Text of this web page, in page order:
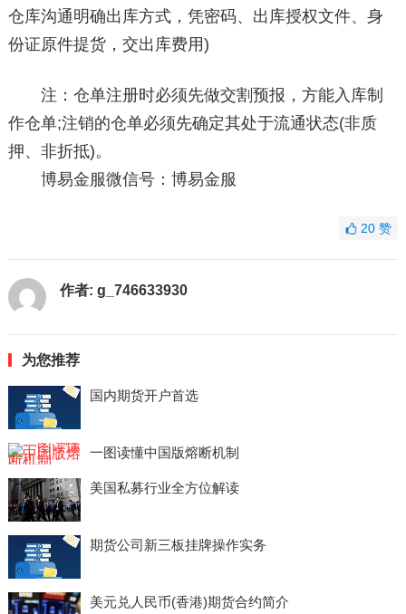
仓库沟通明确出库方式，凭密码、出库授权文件、身
份证原件提货，交出库费用)
注：仓单注册时必须先做交割预报，方能入库制
作仓单;注销的仓单必须先确定其处于流通状态(非质
押、非折抵)。
博易金服微信号：博易金服
20赞
作者: g_746633930
为您推荐
国内期货开户首选
一图读懂中国版熔断机制
美国私募行业全方位解读
期货公司新三板挂牌操作实务
美元兑人民币(香港)期货合约简介